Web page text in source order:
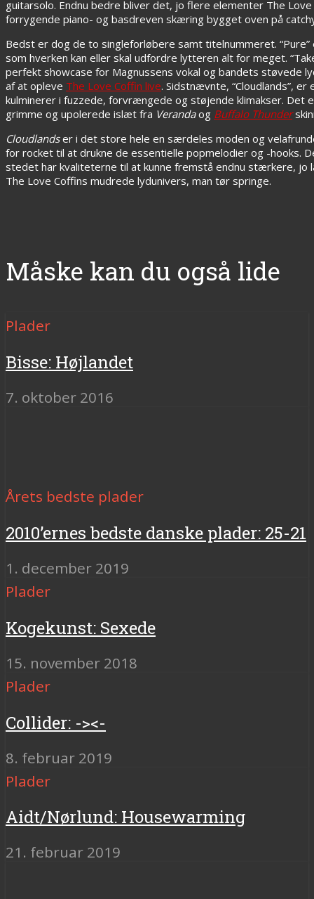
guitarsolo. Endnu bedre bliver det, jo flere elementer The
forrygende piano- og basdreven skæring bygget oven på
Bedst er dog de to singleforløbere samt titelnummeret.
som hverken kan eller skal udfordre lytteren alt for meget.
perfekt showcase for Magnussens vokal og bandets støvede
af at opleve The Love Coffin live. Sidstnævnte, “Cloudlands”,
kulminerer i fuzzede, forvrængede og støjende klimakser. Det
grimme og upolerede islæt fra Verandaog Buffalo Thunder
Cloudlandser i det store hele en særdeles moden og
for rocket til at drukne de essentielle popmelodier og -hooks.
stedet har kvaliteterne til at kunne fremstå endnu stærkere,
The Love Coffins mudrede lydunivers, man tør springe.
Måske kan du også lide
Plader
Bisse: Højlandet
7. oktober 2016
Årets bedste plader
2010’ernes bedste danske plader: 25-21
1. december 2019
Plader
Kogekunst: Sexede
15. november 2018
Plader
Collider: -><-
8. februar 2019
Plader
Aidt/Nørlund: Housewarming
21. februar 2019